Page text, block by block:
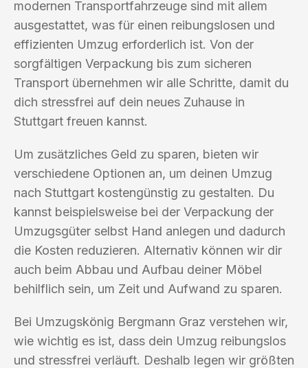
modernen Transportfahrzeuge sind mit allem
ausgestattet, was für einen reibungslosen und
effizienten Umzug erforderlich ist. Von der
sorgfältigen Verpackung bis zum sicheren
Transport übernehmen wir alle Schritte, damit du
dich stressfrei auf dein neues Zuhause in
Stuttgart freuen kannst.
Um zusätzliches Geld zu sparen, bieten wir
verschiedene Optionen an, um deinen Umzug
nach Stuttgart kostengünstig zu gestalten. Du
kannst beispielsweise bei der Verpackung der
Umzugsgüter selbst Hand anlegen und dadurch
die Kosten reduzieren. Alternativ können wir dir
auch beim Abbau und Aufbau deiner Möbel
behilflich sein, um Zeit und Aufwand zu sparen.
Bei Umzugskönig Bergmann Graz verstehen wir,
wie wichtig es ist, dass dein Umzug reibungslos
und stressfrei verläuft. Deshalb legen wir größten